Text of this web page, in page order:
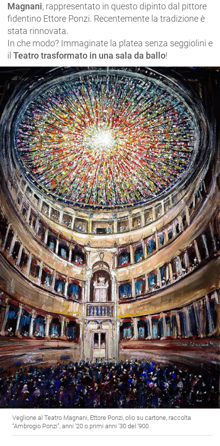
Magnani, rappresentato in questo dipinto dal pittore
fidentino Ettore Ponzi. Recentemente la tradizione è
stata rinnovata.
In che modo? Immaginate la platea senza seggiolini e
il Teatro trasformato in una sala da ballo!
Veglione al Teatro Magnani, Ettore Ponzi, olio su cartone, raccolta
“Ambrogio Ponzi”, anni ’20 o primi anni ’30 del ‘900